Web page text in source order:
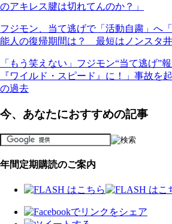
のアキレス腱は切れてんのか？」
フジモン、当て逃げで「活動自粛」へ
能人の復帰期間は？ 最短はノンスタ井
「もう笑えない」フジモン“当て逃げ”
『ワイルド・スピード』に！」事故を
の過去
今、あなたにおすすめの記事
年間定期購読のご案内